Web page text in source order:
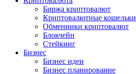
Биржа криптовалют
Криптовалютные кошельки
Обменники криптовалют
Блокчейн
Стейкинг
Бизнес
Бизнес идеи
Бизнес планирование